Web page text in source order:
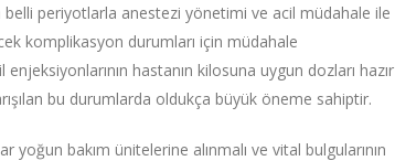
periyotlarla anestezi yönetimi ve acil müdahale ile
komplikasyon durumları için müdahale
hastanın kilosuna uygun dozları hazır
bu durumlarda oldukça büyük öneme sahiptir.
bakım ünitelerine alınmalı ve vital bulgularının